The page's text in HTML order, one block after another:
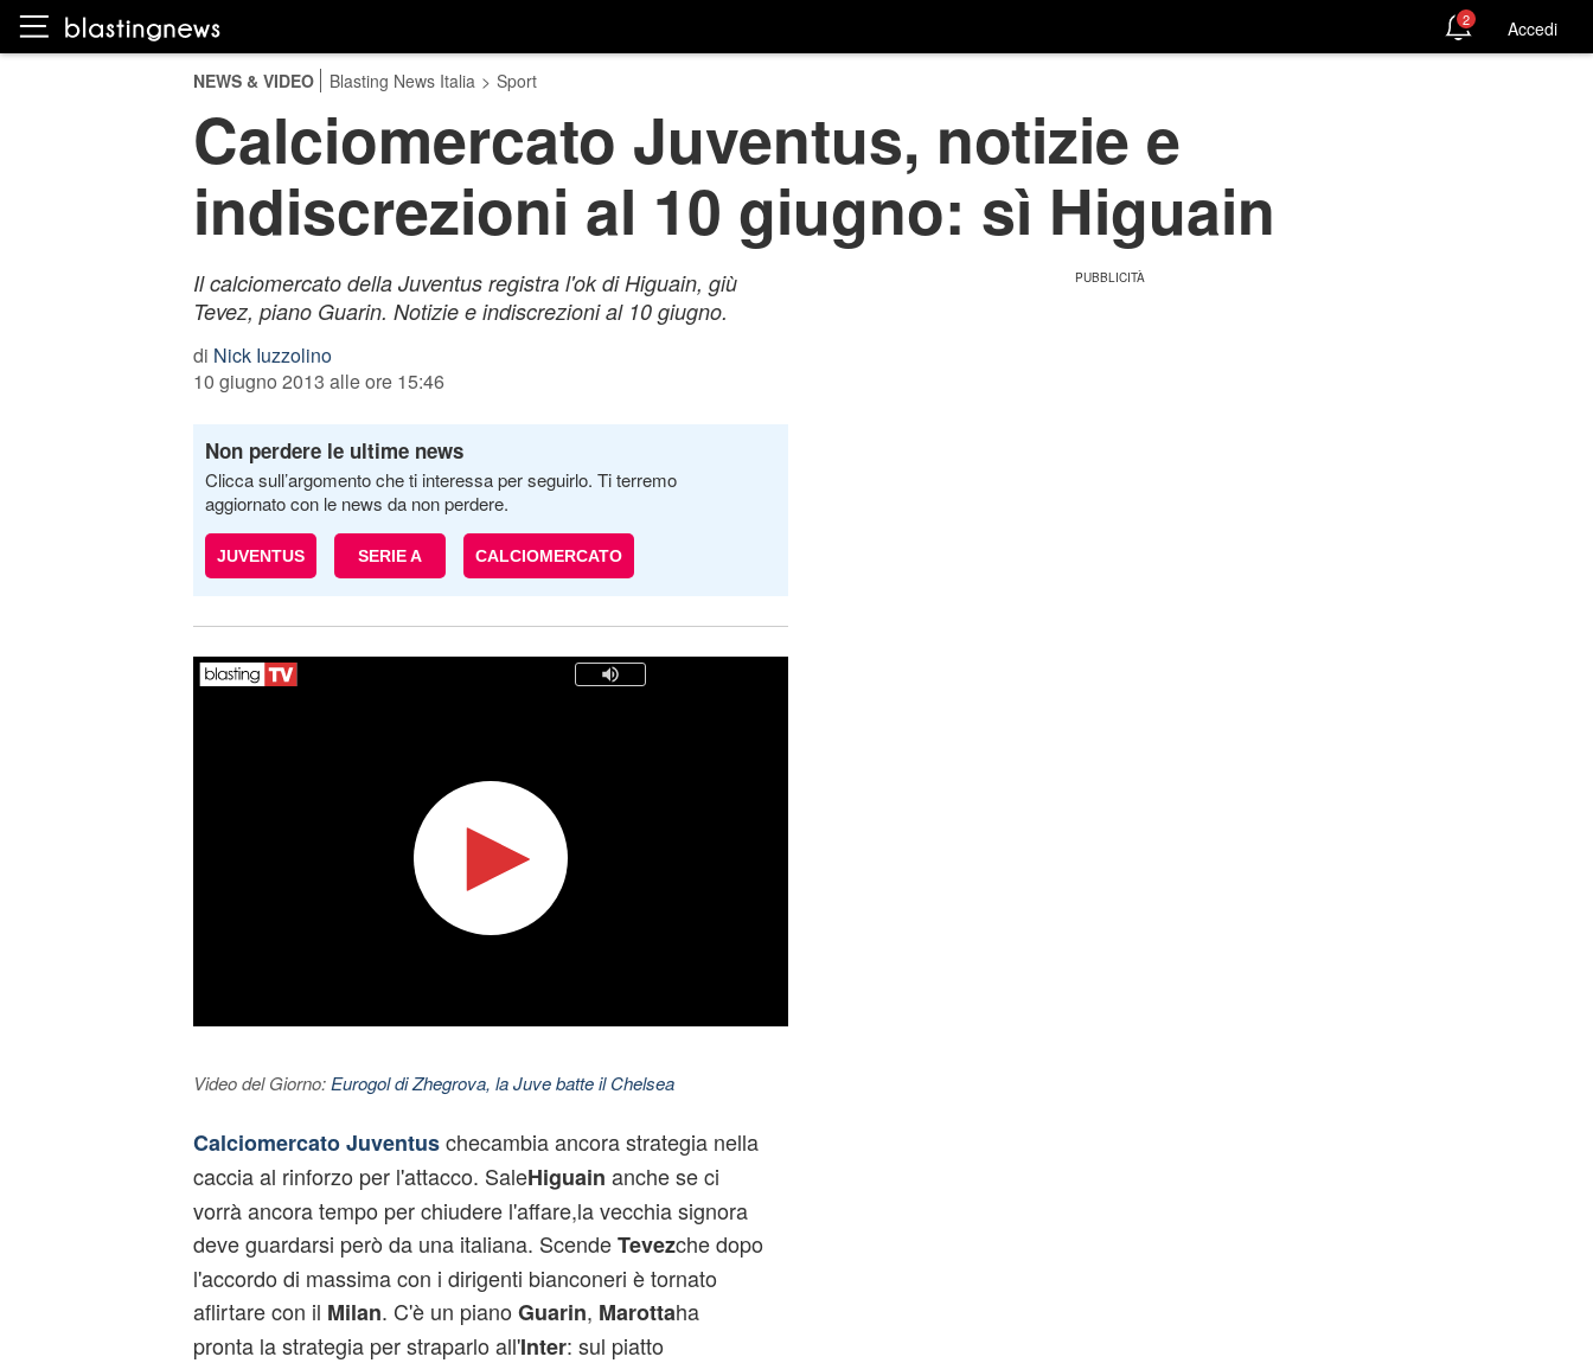
2 Accedi
NEWS & VIDEO Blasting News Italia > Sport
Calciomercato Juventus, notizie e
indiscrezioni al 10 giugno: sì Higuain
Il calciomercato della Juventus registra l'ok di Higuain, giù
Tevez, piano Guarin. Notizie e indiscrezioni al 10 giugno.
di Nick Iuzzolino
10 giugno 2013 alle ore 15:46
Non perdere le ultime news
Clicca sull’argomento che ti interessa per seguirlo. Ti terremo
aggiornato con le news da non perdere.
JUVENTUS SERIE A CALCIOMERCATO
Video del Giorno: Eurogol di Zhegrova, la Juve batte il Chelsea
Calciomercato Juventuschecambia ancora strategia nella
caccia al rinforzo per l'attacco. SaleHiguain anche se ci
vorrà ancora tempo per chiudere l'affare,la vecchia signora
deve guardarsi però da una italiana. ScendeTevezche dopo
l'accordo di massima con i dirigenti bianconeri è tornato
aflirtare con il Milan. C'è un piano Guarin, Marottaha
pronta la strategia per straparlo all'Inter: sul piatto